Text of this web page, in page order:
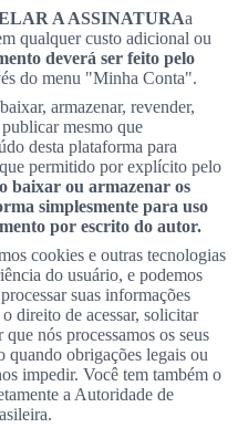
A ASSINATURAa
qualquer custo adicional ou
deverá ser feito pelo
do menu "Minha Conta".
baixar, armazenar, revender,
mesmo que
desta plataforma para
permitido por explícito pelo
baixar ou armazenar os
simplesmente para uso
por escrito do autor.
cookies e outras tecnologias
do usuário, e podemos
suas informações
direito de acessar, solicitar
nós processamos os seus
quando obrigações legais ou
impedir. Você tem também o
a Autoridade de